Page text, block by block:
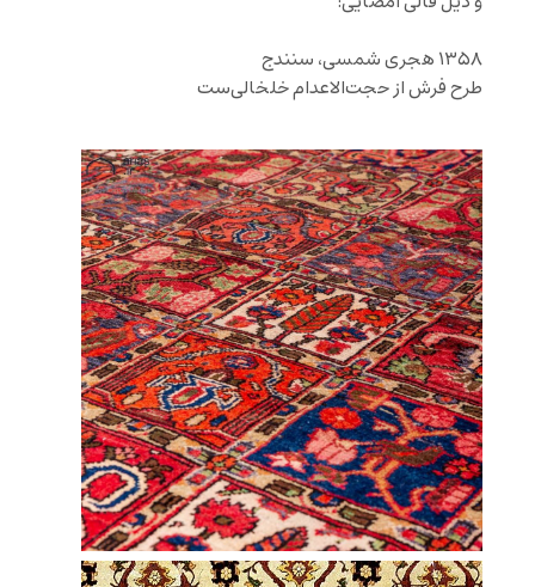
۱۳۵۸ هجری شمسی، سنندج
طرح فرش ازحجت‌الاعدام خلخالی‌ست